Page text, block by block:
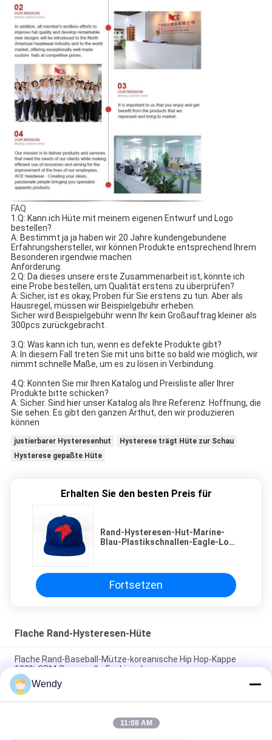
FAQ
1.Q: Kann ich Hüte mit meinem eigenen Entwurf und Logo
bestellen?
A: Bestimmt ja ja haben wir 20 Jahre kundengebundene
Erfahrungshersteller, wir können Produkte entsprechend Ihrem
Besonderen irgendwie machen
Anforderung.
2.Q: Da dieses unsere erste Zusammenarbeit ist, könnte ich
eine Probe bestellen, um Qualität erstens zu überprüfen?
A: Sicher, ist es okay, Proben für Sie erstens zu tun. Aber als
Hausregel, müssen wir Beispielgebühr erheben.
Sicher wird Beispielgebühr wenn Ihr kein Großauftrag kleiner als
300pcs zurückgebracht.
3.Q: Was kann ich tun, wenn es defekte Produkte gibt?
A: In diesem Fall treten Sie mit uns bitte so bald wie möglich, wir
nimmt schnelle Maße, um es zu lösen in Verbindung.
4.Q: Konnten Sie mir Ihren Katalog und Preisliste aller Ihrer
Produkte bitte schicken?
A: Sicher. Sind hier unser Katalog als Ihre Referenz. Hoffnung, die
Sie sehen. Es gibt den ganzen Arthut, den wir produzieren
können
justierbarer Hysteresenhut
Hysterese trägt Hüte zur Schau
Hysterese gepaßte Hüte
Erhalten Sie den besten Preis für
Rand-Hysteresen-Hut-Marine-
Blau-Plastikschnallen-Eagle-Logo
Fortsetzen
Flache Rand-Hysteresen-Hüte
Flache Rand-Baseball-Mütze-koreanische Hip Hop-Kappe
100% ODM-Baumwolle-Fashional
Baumwolle flacher Bill Gorras 3D stickte Hysteresen-Hüte für
Männer
Customized Design black embroidery national flag special
Wendy
11:08 AM